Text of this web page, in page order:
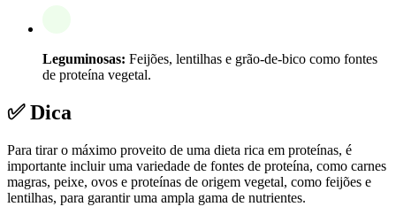
Leguminosas: Feijões, lentilhas e grão-de-bico como fontes
de proteína vegetal.
✅ Dica
Para tirar o máximo proveito de uma dieta rica em proteínas, é
importante incluir uma variedade de fontes de proteína, como carnes
magras, peixe, ovos e proteínas de origem vegetal, como feijões e
lentilhas, para garantir uma ampla gama de nutrientes.